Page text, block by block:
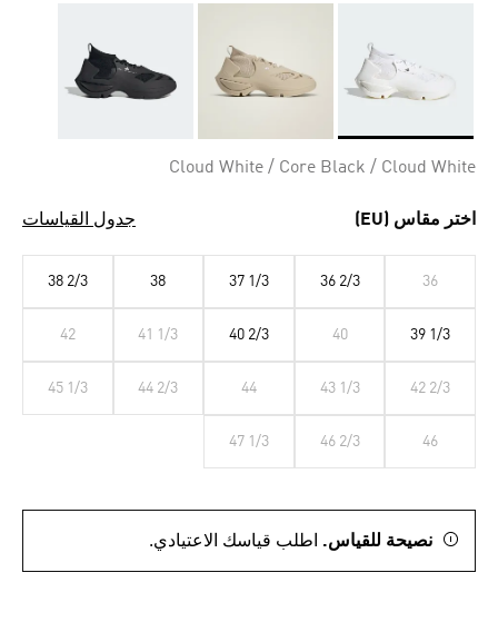
Cloud White / Core Black / Cloud White
اختر مقاس (EU) جدول القياسات
36
36 2/3
37 1/3
38
38 2/3
39 1/3
40
40 2/3
41 1/3
42
42 2/3
43 1/3
44
44 2/3
45 1/3
46
46 2/3
47 1/3
نصيحة للقياس. اطلب قياسك الاعتيادي.